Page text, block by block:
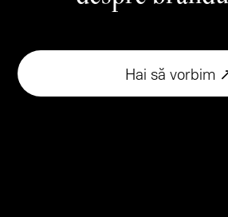
Hai să vorbim